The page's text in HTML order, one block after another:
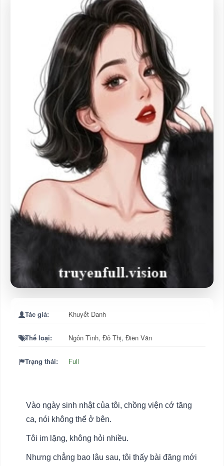
Tác giả: Khuyết Danh
Thể loại: Ngôn Tình, Đô Thị, Điền Văn
Trạng thái: Full
Vào ngày sinh nhật của tôi, chồng viện cớ tăng
ca, nói không thể ở bên.
Tôi im lặng, không hỏi nhiều.
Nhưng chẳng bao lâu sau, tôi thấy bài đăng mới